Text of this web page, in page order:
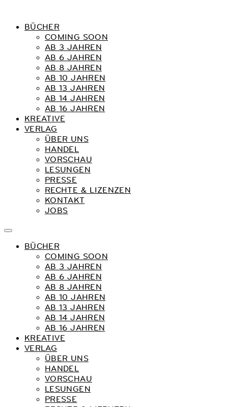
BÜCHER
COMING SOON
AB 3 JAHREN
AB 6 JAHREN
AB 8 JAHREN
AB 10 JAHREN
AB 13 JAHREN
AB 14 JAHREN
AB 16 JAHREN
KREATIVE
VERLAG
ÜBER UNS
HANDEL
VORSCHAU
LESUNGEN
PRESSE
RECHTE & LIZENZEN
KONTAKT
JOBS
BÜCHER
COMING SOON
AB 3 JAHREN
AB 6 JAHREN
AB 8 JAHREN
AB 10 JAHREN
AB 13 JAHREN
AB 14 JAHREN
AB 16 JAHREN
KREATIVE
VERLAG
ÜBER UNS
HANDEL
VORSCHAU
LESUNGEN
PRESSE